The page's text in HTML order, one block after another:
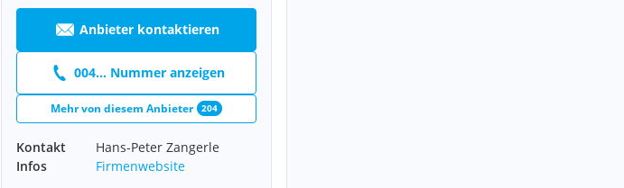
Anbieter kontaktieren
004... Nummer anzeigen
Mehr von diesem Anbieter 204
Kontakt
Hans-Peter Zangerle
Infos
Firmenwebsite